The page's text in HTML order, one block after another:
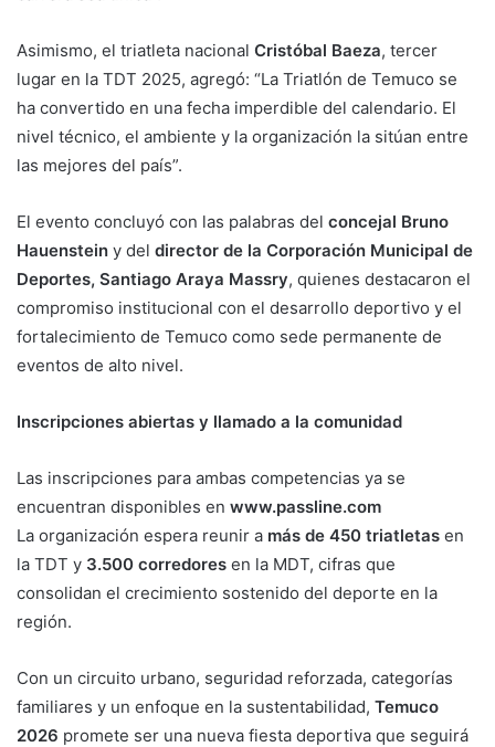
Asimismo, el triatleta nacional Cristóbal Baeza, tercer
lugar en la TDT 2025, agregó: “La Triatlón de Temuco se
ha convertido en una fecha imperdible del calendario. El
nivel técnico, el ambiente y la organización la sitúan entre
las mejores del país”.
El evento concluyó con las palabras del concejal Bruno
Hauenstein y del director de la Corporación Municipal de
Deportes, Santiago Araya Massry, quienes destacaron el
compromiso institucional con el desarrollo deportivo y el
fortalecimiento de Temuco como sede permanente de
eventos de alto nivel.
Inscripciones abiertas y llamado a la comunidad
Las inscripciones para ambas competencias ya se
encuentran disponibles en www.passline.com
La organización espera reunir a más de 450 triatletas en
la TDT y 3.500 corredores en la MDT, cifras que
consolidan el crecimiento sostenido del deporte en la
región.
Con un circuito urbano, seguridad reforzada, categorías
familiares y un enfoque en la sustentabilidad, Temuco
2026 promete ser una nueva fiesta deportiva que seguirá